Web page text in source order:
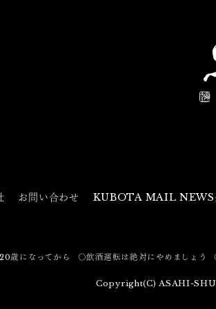
お問い合わせ KUBOTA MAIL NEWS
歳になってから 〇飲酒運転は絶対にやめましょう
Copyright(C) ASAHI-